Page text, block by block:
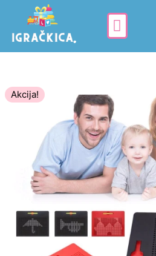
Akcija!